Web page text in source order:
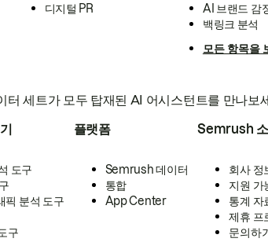
디지털 PR
AI 브랜드 감
백링크 분석
모든 항목을
터 세트가 모두 탑재된 AI 어시스턴트를 만나보
도구
픽 분석 도구
구
플랫폼
Semrush 데이터
통합
App Center
Semrush
회사 정
지원 가
통계 자
제휴 프
문의하